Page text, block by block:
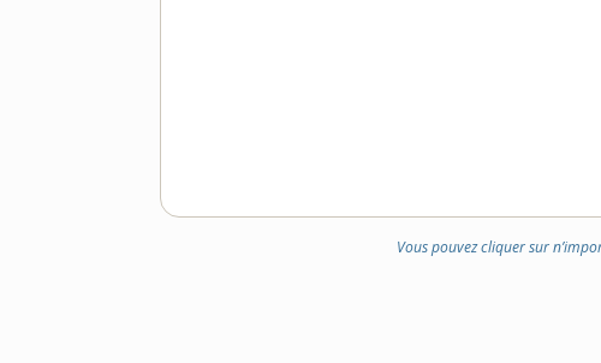
Vous pouvez cliquer sur